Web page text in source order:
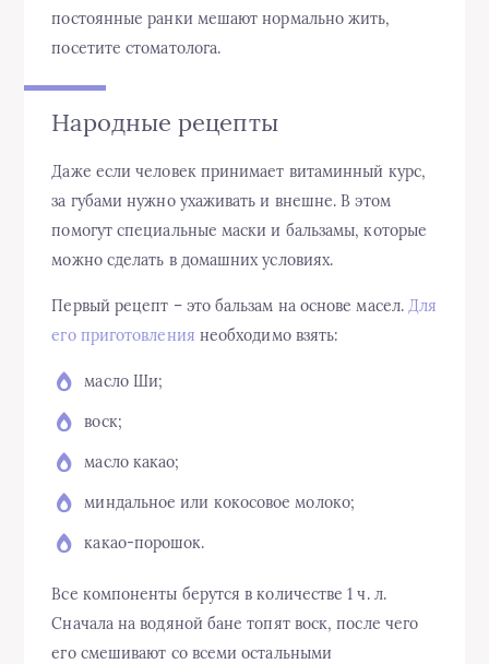
постоянные ранки мешают нормально жить,
посетите стоматолога.
Народные рецепты
Даже если человек принимает витаминный курс,
за губами нужно ухаживать и внешне. В этом
помогут специальные маски и бальзамы, которые
можно сделать в домашних условиях.
Первый рецепт – это бальзам на основе масел.Для
его приготовления необходимо взять:
масло Ши;
воск;
масло какао;
миндальное или кокосовое молоко;
какао-порошок.
Все компоненты берутся в количестве 1 ч. л.
Сначала на водяной бане топят воск, после чего
его смешивают со всеми остальными